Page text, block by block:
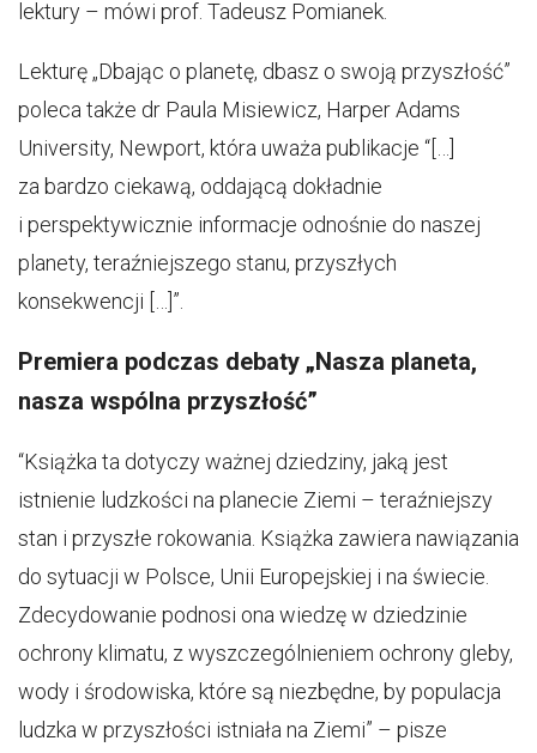
lektury – mówi prof. Tadeusz Pomianek.
Lekturę „Dbając o planetę, dbasz o swoją przyszłość”
poleca także dr Paula Misiewicz, Harper Adams
University, Newport, która uważa publikacje “[…]
za bardzo ciekawą, oddającą dokładnie
i perspektywicznie informacje odnośnie do naszej
planety, teraźniejszego stanu, przyszłych
konsekwencji […]”.
Premiera podczas debaty „Nasza planeta,
nasza wspólna przyszłość”
“Książka ta dotyczy ważnej dziedziny, jaką jest
istnienie ludzkości na planecie Ziemi – teraźniejszy
stan i przyszłe rokowania. Książka zawiera nawiązania
do sytuacji w Polsce, Unii Europejskiej i na świecie.
Zdecydowanie podnosi ona wiedzę w dziedzinie
ochrony klimatu, z wyszczególnieniem ochrony gleby,
wody i środowiska, które są niezbędne, by populacja
ludzka w przyszłości istniała na Ziemi” – pisze